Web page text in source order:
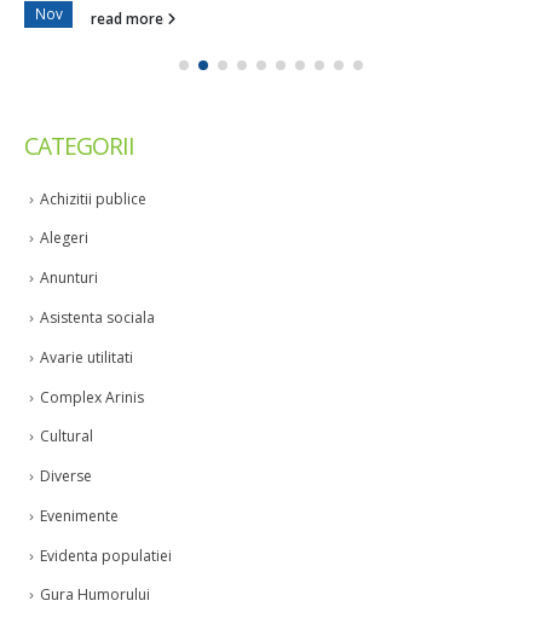
Nov read more
CATEGORII
Achizitii publice
Alegeri
Anunturi
Asistenta sociala
Avarie utilitati
Complex Arinis
Cultural
Diverse
Evenimente
Evidenta populatiei
Gura Humorului